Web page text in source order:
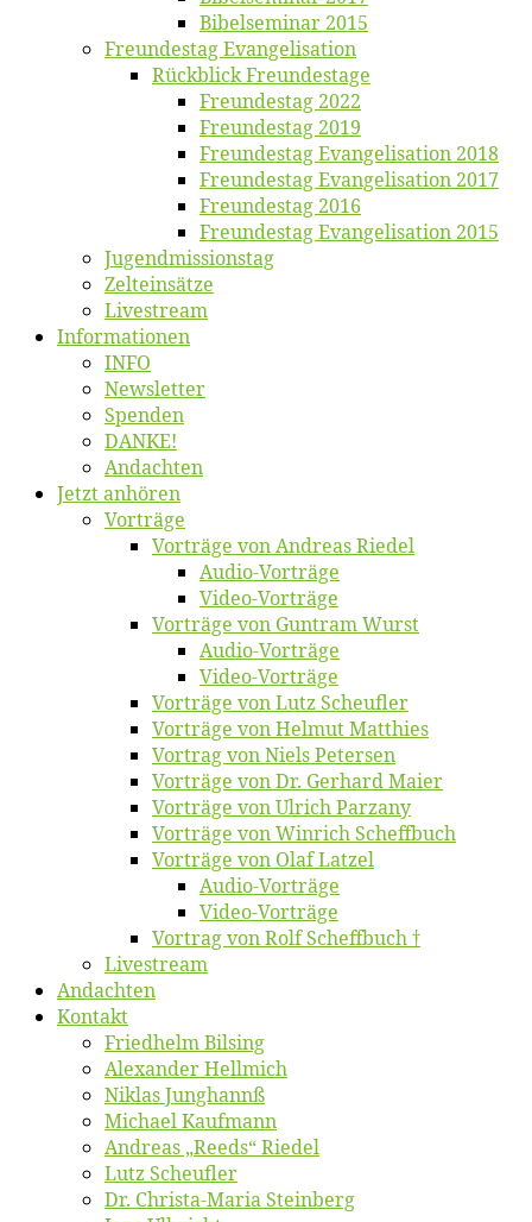
Bibelsemi­nar 2015
Freun­des­tag Evangelisation
Rück­blick Freundestage
Freun­des­tag 2022
Freun­des­tag 2019
Freun­des­tag Evan­ge­li­sa­ti­on 2018
Freun­des­tag Evan­ge­li­sa­ti­on 2017
Freun­des­tag 2016
Freun­des­tag Evan­ge­li­sa­ti­on 2015
Jugend­mis­sions­tag
Zelt­ein­sät­ze
Live­stream
Informatio­nen
INFO
News­let­ter
Spen­den
DANKE!
An­dach­ten
Jetzt an­hö­ren
Vor­trä­ge
Vor­trä­ge von An­dre­as Riedel
Au­dio-Vor­trä­ge
Vi­deo-Vor­trä­ge
Vor­trä­ge von Gun­tram Wurst
Au­dio-Vor­trä­ge
Vi­deo-Vor­trä­ge
Vor­trä­ge von Lutz Scheufler
Vor­trä­ge von Hel­mut Matthies
Vor­trag von Niels Petersen
Vor­trä­ge von Dr. Ger­hard Maier
Vor­trä­ge von Ul­rich Parzany
Vor­trä­ge von Win­rich Scheffbuch
Vor­trä­ge von Olaf Latzel
Au­dio-Vor­trä­ge
Vi­deo-Vor­trä­ge
Vor­trag von Rolf Scheffbuch †
Live­stream
An­dach­ten
Kon­takt
Fried­helm Bilsing
Alex­an­der Hellmich
Ni­klas Junghannß
Mi­cha­el Kaufmann
An­dre­as „Reeds“ Riedel
Lutz Scheuf­ler
Dr. Chris­­ta-Ma­ria Steinberg